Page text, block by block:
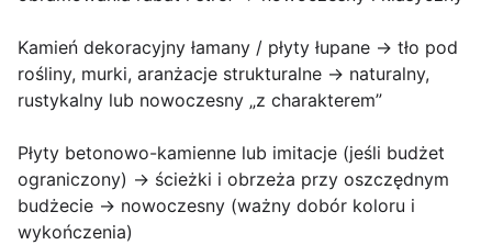
Kamień dekoracyjny łamany / płyty łupane → tło pod
rośliny, murki, aranżacje strukturalne → naturalny,
rustykalny lub nowoczesny „z charakterem”
Płyty betonowo-kamienne lub imitacje (jeśli budżet
ograniczony) → ścieżki i obrzeża przy oszczędnym
budżecie → nowoczesny (ważny dobór koloru i
wykończenia)